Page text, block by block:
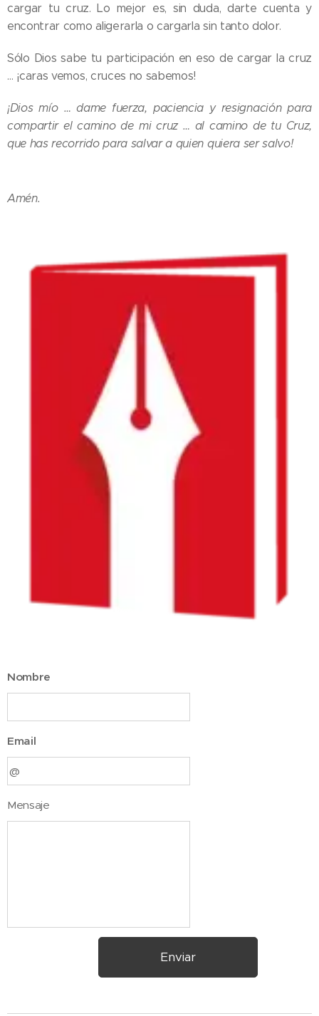
cargar tu cruz. Lo mejor es, sin duda, darte cuenta y
encontrar como aligerarla o cargarla sin tanto dolor.
Sólo Dios sabe tu participación en eso de cargar la cruz
… ¡caras vemos, cruces no sabemos!
¡Dios mío … dame fuerza, paciencia y resignación para
compartir el camino de mi cruz … al camino de tu Cruz,
que has recorrido para salvar a quien quiera ser salvo!
Amén.
Nombre
Email
Mensaje
Enviar